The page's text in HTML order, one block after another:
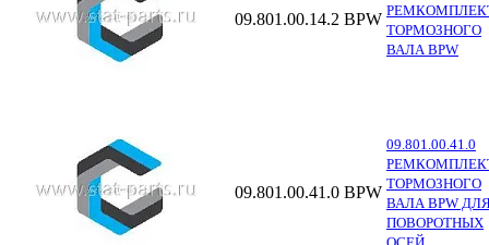
09.801.00.14.2 BPW
ТОРМОЗНОГО
ВАЛА BPW
09.801.00.41.0 BPW
09.801.00.41.0
ТОРМОЗНОГО
ВАЛА BPW
ПОВОРОТНЫХ